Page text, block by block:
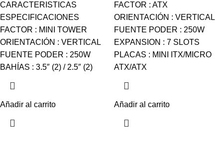
CARACTERISTICAS
ESPECIFICACIONES
FACTOR : MINI TOWER
ORIENTACIÓN : VERTICAL
FUENTE PODER : 250W
BAHÍAS : 3.5″ (2) / 2.5″ (2)
Añadir al carrito
FACTOR : ATX
ORIENTACIÓN : VERTICAL
FUENTE PODER : 250W
EXPANSION : 7 SLOTS
PLACAS : MINI ITX/MICRO
ATX/ATX
Añadir al carrito